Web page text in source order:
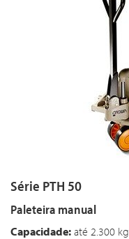
Série PTH 50
Paleteira manual
Capacidade: até 2.300 kg